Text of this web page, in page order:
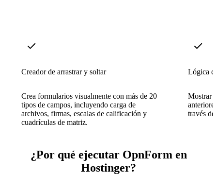
Creador de arrastrar y soltar
Crea formularios visualmente con más de 20
tipos de campos, incluyendo carga de
archivos, firmas, escalas de calificación y
cuadrículas de matriz.
Lógica
Mostrar
través
¿Por qué ejecutar OpnForm en
Hostinger?